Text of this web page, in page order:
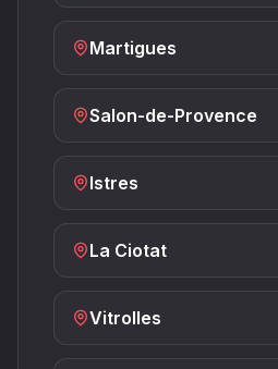
Martigues
Salon-de-Provence
Istres
La Ciotat
Vitrolles